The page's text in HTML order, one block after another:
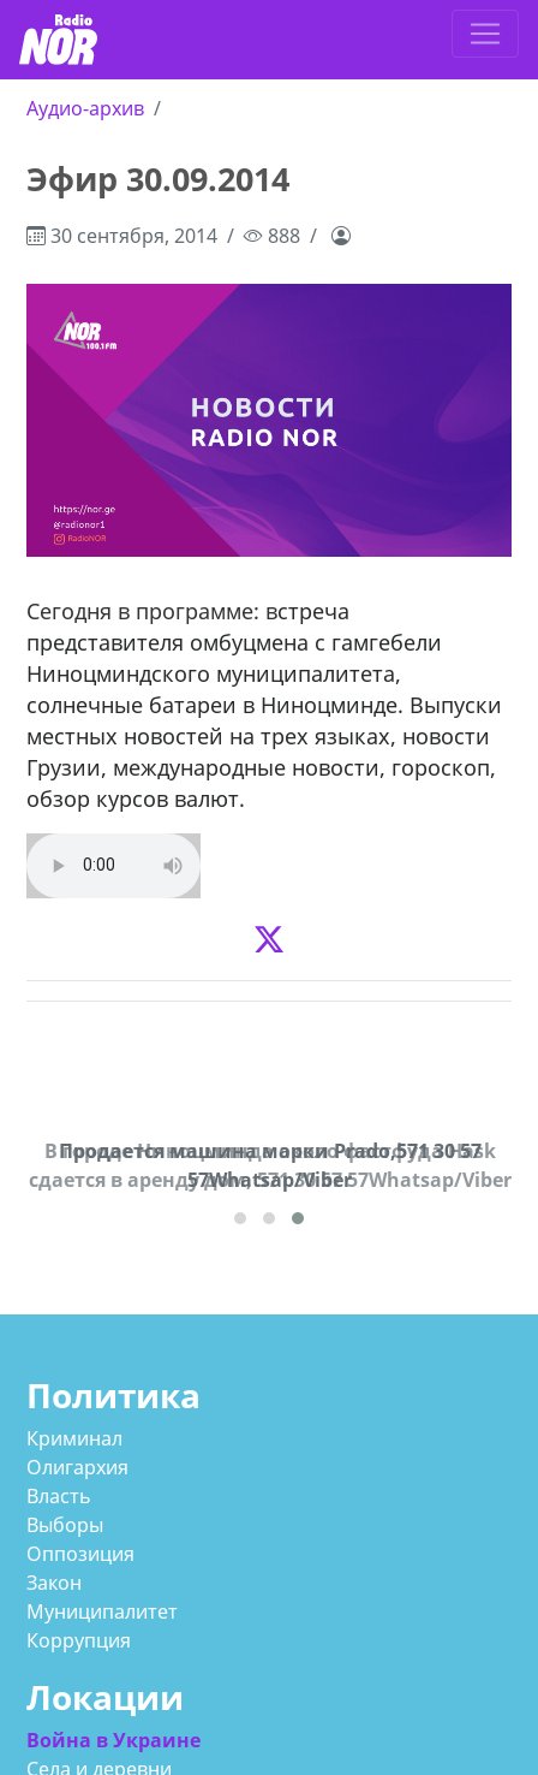
Аудио-архив
Эфир 30.09.2014
30 сентября, 2014 888
Сегодня в программе: встреча
представителя омбуцмена с гамгебели
Ниноцминдского муниципалитета,
солнечные батареи в Ниноцминде. Выпуски
местных новостей на трех языках, новости
Грузии, международные новости, гороскоп,
обзор курсов валют.
В городе Ниноцминда около фастфуда Hask
cдается в аренду дом, 571 30 57 57Whatsap/Viber
Продается машина марки Prado,571 30 57
57Whatsap/Viber
Политика
Криминал
Олигархия
Власть
Выборы
Оппозиция
Закон
Муниципалитет
Коррупция
Локации
Война в Украине
Села и деревни